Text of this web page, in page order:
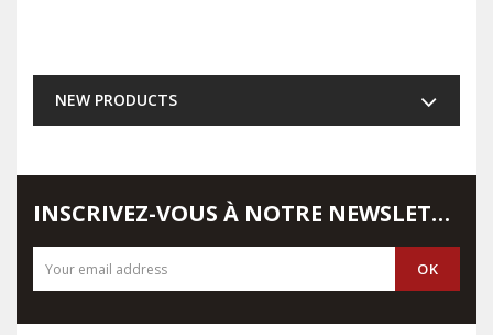
NEW PRODUCTS
INSCRIVEZ-VOUS À NOTRE NEWSLETTER